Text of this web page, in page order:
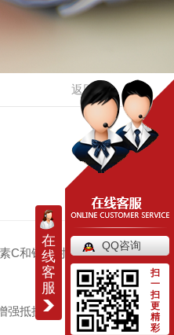
干辣椒
河南干辣椒价格
返回
C和钾，对人体健
强抵抗力。钾是一
在
线
客
服
QQ咨询
扫
一
扫
更
精
彩